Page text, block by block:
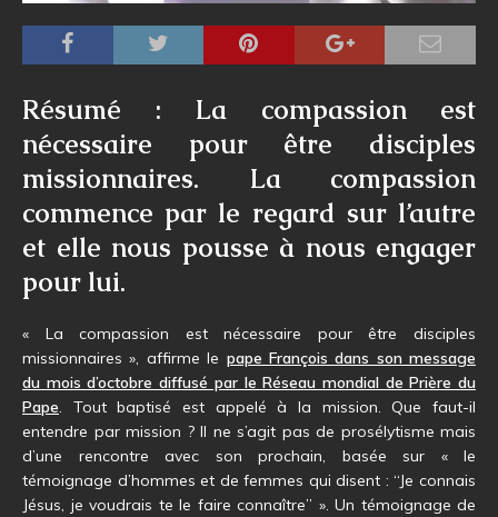
Résumé : La compassion est
nécessaire pour être disciples
missionnaires. La compassion
commence par le regard sur l’autre
et elle nous pousse à nous engager
pour lui.
« La compassion est nécessaire pour être disciples
missionnaires », affirme le pape François dans son message
du mois d’octobre diffusé par le Réseau mondial de Prière du
Pape. Tout baptisé est appelé à la mission. Que faut-il
entendre par mission ? Il ne s’agit pas de prosélytisme mais
d’une rencontre avec son prochain, basée sur « le
témoignage d’hommes et de femmes qui disent : “Je connais
Jésus, je voudrais te le faire connaître” ». Un témoignage de